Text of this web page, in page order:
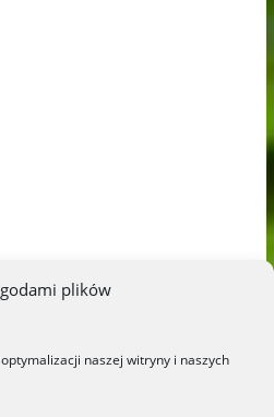
plików
naszej witryny i naszych